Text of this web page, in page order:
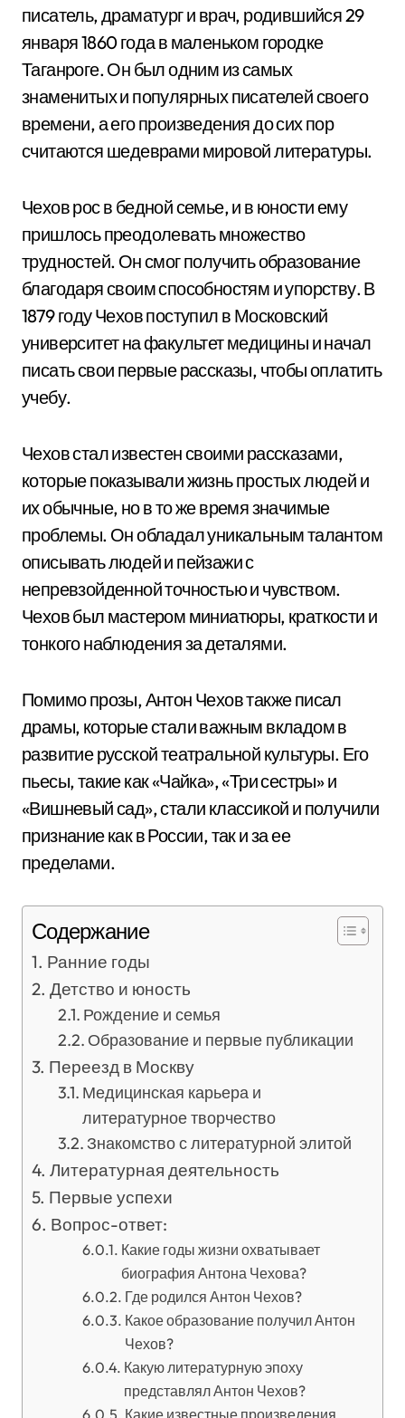
писатель, драматург и врач, родившийся 29
января 1860 года в маленьком городке
Таганроге. Он был одним из самых
знаменитых и популярных писателей своего
времени, а его произведения до сих пор
считаются шедеврами мировой литературы.
Чехов рос в бедной семье, и в юности ему
пришлось преодолевать множество
трудностей. Он смог получить образование
благодаря своим способностям и упорству. В
1879 году Чехов поступил в Московский
университет на факультет медицины и начал
писать свои первые рассказы, чтобы оплатить
учебу.
Чехов стал известен своими рассказами,
которые показывали жизнь простых людей и
их обычные, но в то же время значимые
проблемы. Он обладал уникальным талантом
описывать людей и пейзажи с
непревзойденной точностью и чувством.
Чехов был мастером миниатюры, краткости и
тонкого наблюдения за деталями.
Помимо прозы, Антон Чехов также писал
драмы, которые стали важным вкладом в
развитие русской театральной культуры. Его
пьесы, такие как «Чайка», «Три сестры» и
«Вишневый сад», стали классикой и получили
признание как в России, так и за ее
пределами.
Содержание
Ранние годы
Детство и юность
Рождение и семья
Образование и первые публикации
Переезд в Москву
Медицинская карьера и
литературное творчество
Знакомство с литературной элитой
Литературная деятельность
Первые успехи
Вопрос-ответ:
Какие годы жизни охватывает
биография Антона Чехова?
Где родился Антон Чехов?
Какое образование получил Антон
Чехов?
Какую литературную эпоху
представлял Антон Чехов?
Какие известные произведения